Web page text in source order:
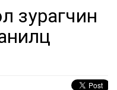
зурагчин